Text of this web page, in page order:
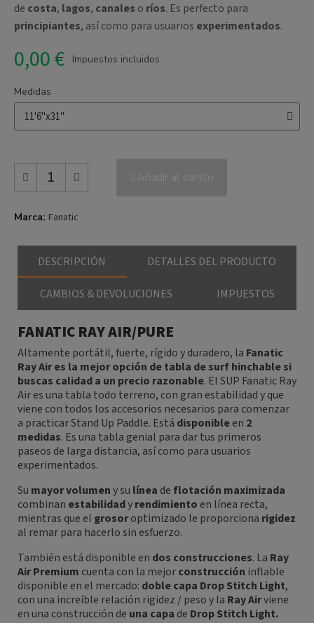
de costa, lagos, canales o ríos. Es perfecto para
principiantes, así como para usuarios experimentados.
0,00 € Impuestos incluidos
Medidas
Marca Fanatic
DESCRIPCIÓN DETALLES DEL PRODUCTO
CAMBIOS & DEVOLUCIONES IMPUESTOS
FANATIC RAY AIR/PURE
Altamente portátil, fuerte, rígido y duradero, la Fanatic
Ray Air es la mejor opción de tabla de surf hinchable si
buscas calidad a un precio razonable. El SUP Fanatic Ray
Air es una tabla todo terreno, con gran estabilidad y que
viene con todos los accesorios necesarios para comenzar
a practicar Stand Up Paddle. Está disponibleen 2
medidas. Es una tabla genial para dar tus primeros
paseos de larga distancia, así como para usuarios
experimentados.
Su mayorvolumeny su línea de flotación maximizada
combinan estabilidadyrendimiento en línea recta,
mientras que el grosoroptimizado le proporciona rigidez
al remar para hacerlo sin esfuerzo.
También está disponible en dos construcciones. La Ray
Air Premium cuenta con la mejorconstrucción inflable
disponible en el mercado: doblecapa Drop Stitch Light,
con una increíble relación rigidez / peso y la Ray Airviene
en una construcción de una capa de Drop Stitch Light.